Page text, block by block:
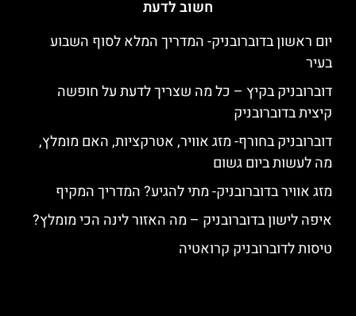
חשוב לדעת
יום ראשון בדוברובניק- המדריך המלא לסוף השבוע
בעיר
דוברובניק בקיץ – כל מה שצריך לדעת על חופשה
קיצית בדוברובניק
דוברובניק בחורף- מזג אוויר, אטרקציות, האם מומלץ,
מה לעשות ביום גשום
מזג אוויר בדוברובניק- מתי להגיע? המדריך המקיף
איפה לישון בדוברובניק – מה האזור לינה הכי מומלץ?
טיסות לדוברובניק קרואטיה